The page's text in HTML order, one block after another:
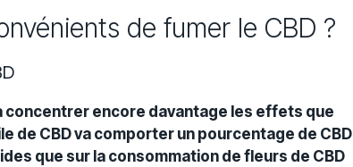
de fumer le CBD ?
concentrer encore davantage les effets que
de CBD va comporter un pourcentage de CBD
que sur la consommation de fleurs de CBD